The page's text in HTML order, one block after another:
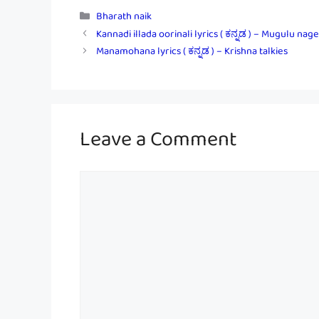
Categories
Bharath naik
Kannadi illada oorinali lyrics ( ಕನ್ನಡ ) – Mugulu nage
Manamohana lyrics ( ಕನ್ನಡ ) – Krishna talkies
Leave a Comment